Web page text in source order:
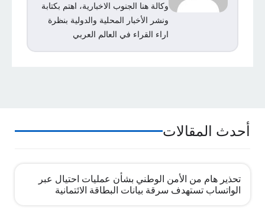
وكالة هنا الجنوب الاخبارية، اهتم بكتابة
ونشر الأخبار المحلية والدولية بنظرة
اراء القراء في العالم العربي
أحدث المقالات
تحذير هام من الأمن الوطني بشأن عمليات احتيال عبر
الواتساب تستهدف سرقة بيانات البطاقة الائتمانية